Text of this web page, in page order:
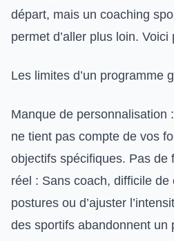
départ, mais un coaching
permet d’aller plus loin. Voici
Les limites d’un programme
Manque de personnalisation
ne tient pas compte de vos
objectifs spécifiques. Pas de
réel : Sans coach, difficile
postures ou d’ajuster
des sportifs abandonnent un